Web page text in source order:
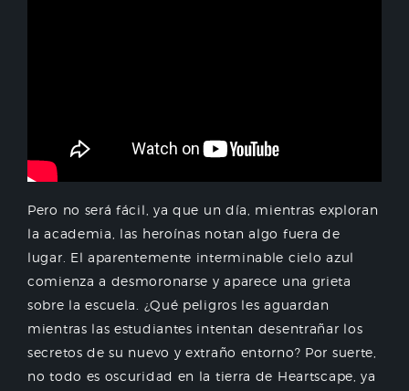
Pero no será fácil, ya que un día, mientras exploran
la academia, las heroínas notan algo fuera de
lugar. El aparentemente interminable cielo azul
comienza a desmoronarse y aparece una grieta
sobre la escuela. ¿Qué peligros les aguardan
mientras las estudiantes intentan desentrañar los
secretos de su nuevo y extraño entorno? Por suerte,
no todo es oscuridad en la tierra de Heartscape, ya